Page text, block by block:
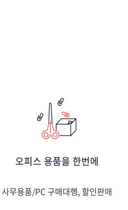
오피스 용품을 한번에
사무용품/PC 구매대행, 할인판매